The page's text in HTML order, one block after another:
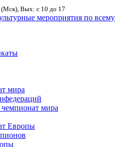
Вых: с 10 до 17
мероприятия по всему
мира
мира
Европы